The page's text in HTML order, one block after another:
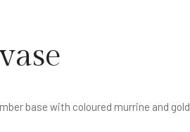
base with coloured murrine and gold